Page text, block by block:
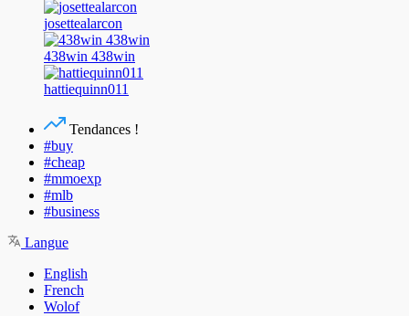
josettealarcon
438win 438win
hattiequinn011
Tendances !
#buy
#cheap
#mmoexp
#mlb
#business
Langue
English
French
Wolof